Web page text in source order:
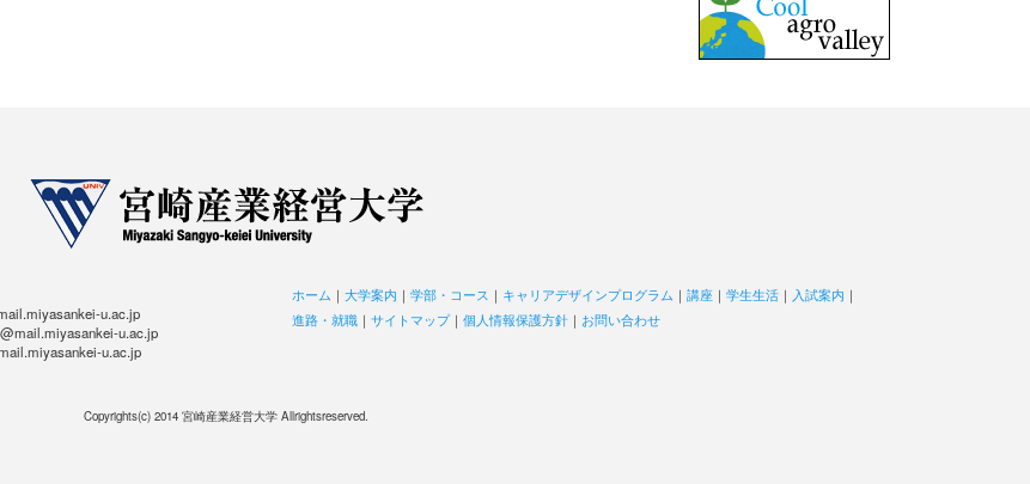
u.ac.jp
u.ac.jp
u.ac.jp
ホーム ｜ 大学案内 ｜ 学部・コース ｜ キャリアデザインプログラム ｜ 講座 ｜ 学生生活 ｜ 入試案内 ｜
進路・就職 ｜ サイトマップ｜ 個人情報保護方針 ｜ お問い合わせ
Copyrights(c) 2014 宮崎産業経営大学 Allrightsreserved.